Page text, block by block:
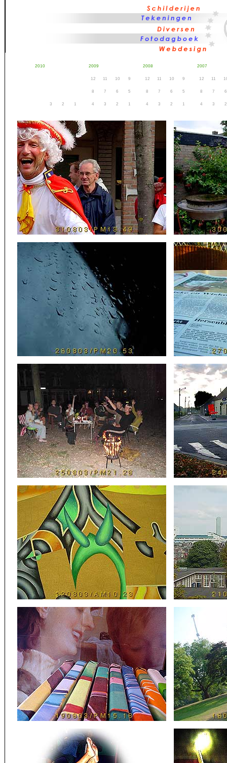
2010
3 2 1
2009
12 11 10 9
8 7 6 5
4 3 2 1
2008
12 11 10 9
8 7 6 5
4 3 2 1
2007
12 11
8 7 6
4 3 2